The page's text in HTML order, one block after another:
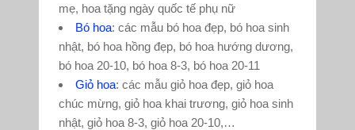
mẹ, hoa tặng ngày quốc tế phụ nữ
Bó hoa: các mẫu bó hoa đẹp, bó hoa sinh
nhật, bó hoa hồng đẹp, bó hoa hướng dương,
bó hoa 20-10, bó hoa 8-3, bó hoa 20-11
Giỏ hoa: các mẫu giỏ hoa đẹp, giỏ hoa
chúc mừng, giỏ hoa khai trương, giỏ hoa sinh
nhật, giỏ hoa 8-3, giỏ hoa 20-10,…